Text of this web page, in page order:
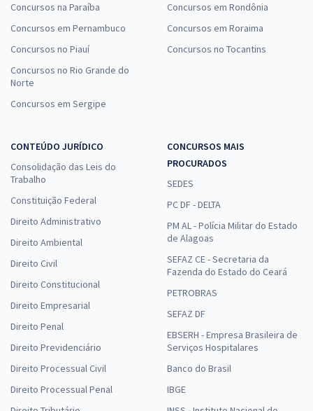
Concursos na Paraíba
Concursos em Pernambuco
Concursos no Piauí
Concursos no Rio Grande do
Norte
Concursos em Sergipe
Concursos em Rondônia
Concursos em Roraima
Concursos no Tocantins
CONTEÚDO JURÍDICO
Consolidação das Leis do
Trabalho
Constituição Federal
Direito Administrativo
Direito Ambiental
Direito Civil
Direito Constitucional
Direito Empresarial
Direito Penal
Direito Previdenciário
Direito Processual Civil
Direito Processual Penal
CONCURSOS MAIS
PROCURADOS
SEDES
PC DF - DELTA
PM AL - Polícia Militar do Estado
de Alagoas
SEFAZ CE - Secretaria da
Fazenda do Estado do Ceará
PETROBRAS
SEFAZ DF
EBSERH - Empresa Brasileira de
Serviços Hospitalares
Banco do Brasil
IBGE